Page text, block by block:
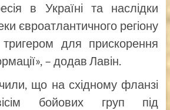
в Україні та наслідки
євроатлантичного регіону
для прискорення
– додав Лавін.
що на східному фланзі
бойових груп під